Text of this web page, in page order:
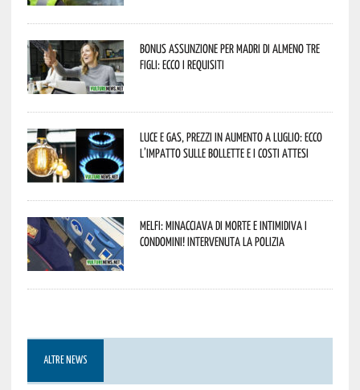
Bonus assunzione per madri di almeno tre
figli: ecco i requisiti
Luce e gas, prezzi in aumento a luglio: ecco
l’impatto sulle bollette e i costi attesi
Melfi: minacciava di morte e intimidiva i
condomini! Intervenuta la Polizia
ALTRE NEWS